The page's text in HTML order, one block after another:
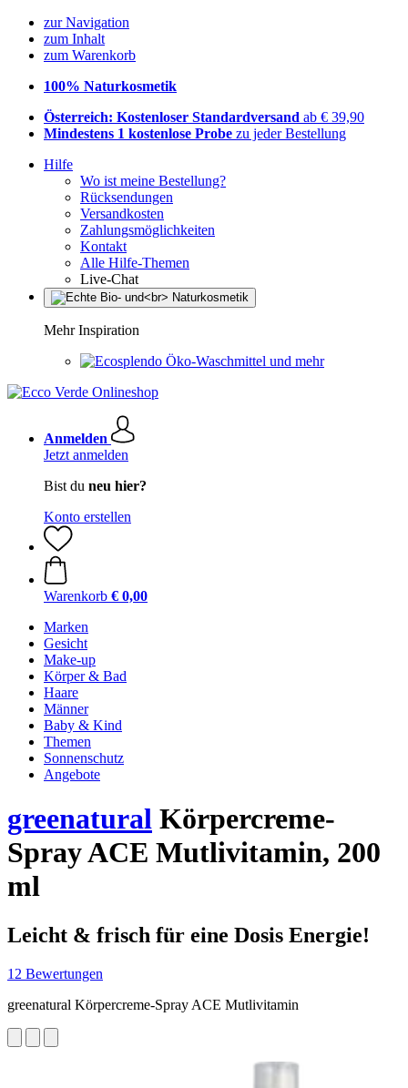
zur Navigation
zum Inhalt
zum Warenkorb
100% Naturkosmetik
Österreich: Kostenloser Standardversand ab € 39,90
Mindestens 1 kostenlose Probe zu jeder Bestellung
Hilfe
Wo ist meine Bestellung?
Rücksendungen
Versandkosten
Zahlungsmöglichkeiten
Kontakt
Alle Hilfe-Themen
Live-Chat
Mehr Inspiration
Öko-Waschmittel und mehr
Anmelden
Jetzt anmelden
Bist du neu hier?
Konto erstellen
Warenkorb € 0,00
Marken
Gesicht
Make-up
Körper & Bad
Haare
Männer
Baby & Kind
Themen
Sonnenschutz
Angebote
greenatural Körpercreme-
Spray ACE Mutlivitamin, 200
ml
Leicht & frisch für eine Dosis Energie!
12 Bewertungen
greenatural Körpercreme-Spray ACE Mutlivitamin